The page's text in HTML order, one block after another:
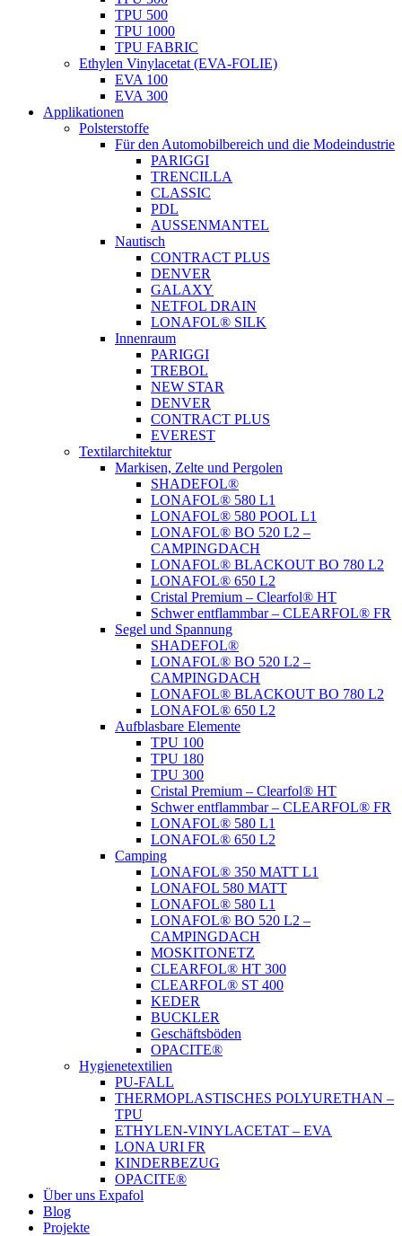
TPU 500
TPU 1000
TPU FABRIC
Ethylen Vinylacetat (EVA-FOLIE)
EVA 100
EVA 300
Applikationen
Polsterstoffe
Für den Automobilbereich und die Modeindustrie
PARIGGI
TRENCILLA
CLASSIC
PDL
AUSSENMANTEL
Nautisch
CONTRACT PLUS
DENVER
GALAXY
NETFOL DRAIN
LONAFOL® SILK
Innenraum
PARIGGI
TREBOL
NEW STAR
DENVER
CONTRACT PLUS
EVEREST
Textilarchitektur
Markisen, Zelte und Pergolen
SHADEFOL®
LONAFOL® 580 L1
LONAFOL® 580 POOL L1
LONAFOL® BO 520 L2 –
CAMPINGDACH
LONAFOL® BLACKOUT BO 780 L2
LONAFOL® 650 L2
Cristal Premium – Clearfol® HT
Schwer entflammbar – CLEARFOL® FR
Segel und Spannung
SHADEFOL®
LONAFOL® BO 520 L2 –
CAMPINGDACH
LONAFOL® BLACKOUT BO 780 L2
LONAFOL® 650 L2
Aufblasbare Elemente
TPU 100
TPU 180
TPU 300
Cristal Premium – Clearfol® HT
Schwer entflammbar – CLEARFOL® FR
LONAFOL® 580 L1
LONAFOL® 650 L2
Camping
LONAFOL® 350 MATT L1
LONAFOL 580 MATT
LONAFOL® 580 L1
LONAFOL® BO 520 L2 –
CAMPINGDACH
MOSKITONETZ
CLEARFOL® HT 300
CLEARFOL® ST 400
KEDER
BUCKLER
Geschäftsböden
OPACITE®
Hygienetextilien
PU-FALL
THERMOPLASTISCHES POLYURETHAN –
TPU
ETHYLEN-VINYLACETAT – EVA
LONA URI FR
KINDERBEZUG
OPACITE®
Über uns Expafol
Blog
Projekte